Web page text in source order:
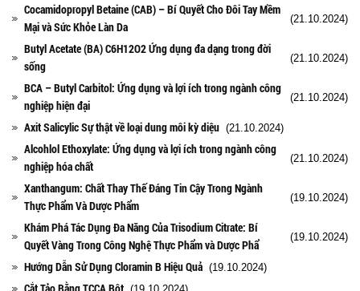
Cocamidopropyl Betaine (CAB) – Bí Quyết Cho Đôi Tay Mềm
Mại và Sức Khỏe Làn Da
(21.10.2024)
Butyl Acetate (BA) C6H12O2 Ứng dụng đa dạng trong đời
sống
(21.10.2024)
BCA – Butyl Carbitol: Ứng dụng và lợi ích trong ngành công
nghiệp hiện đại
(21.10.2024)
Axit Salicylic Sự thật về loại dung môi kỳ diệu (21.10.2024)
Alcohlol Ethoxylate: Ứng dụng và lợi ích trong ngành công
nghiệp hóa chất
(21.10.2024)
Xanthangum: Chất Thay Thế Đáng Tin Cậy Trong Ngành
Thực Phẩm Và Dược Phẩm
(19.10.2024)
Khám Phá Tác Dụng Đa Năng Của Trisodium Citrate: Bí
Quyết Vàng Trong Công Nghệ Thực Phẩm và Dược Phẩ
(19.10.2024)
Hướng Dẫn Sử Dụng Cloramin B Hiệu Quả (19.10.2024)